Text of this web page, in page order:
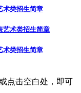
术类招生简章
艺术类招生简章
术类招生简章
点击空白处，即可